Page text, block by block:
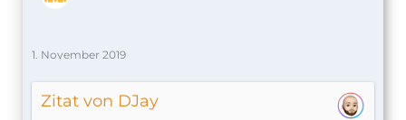
1. November 2019
Zitat von DJay